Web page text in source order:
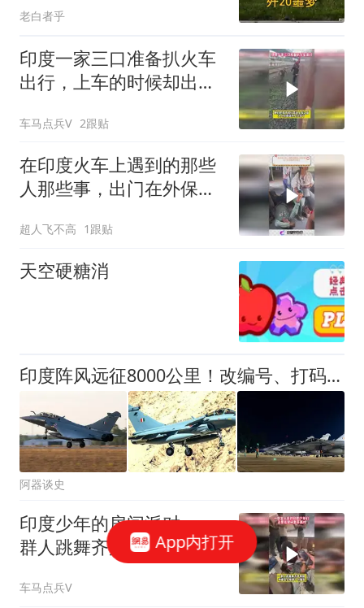
老白者乎
印度一家三口准备扒火车
出行，上车的时候却出现
车马点兵V 2跟贴
在印度火车上遇到的那些
人那些事，出门在外保护
超人飞不高 1跟贴
天空硬糖消
印度阵风远征8000公里！改编号、打码遮羞，被击落4架瞒不住了！
阿器谈史
印度少年的房间派对，一
群人跳舞齐声歌唱，土嗨
的场面十分尴尬
车马点兵V
App内打开